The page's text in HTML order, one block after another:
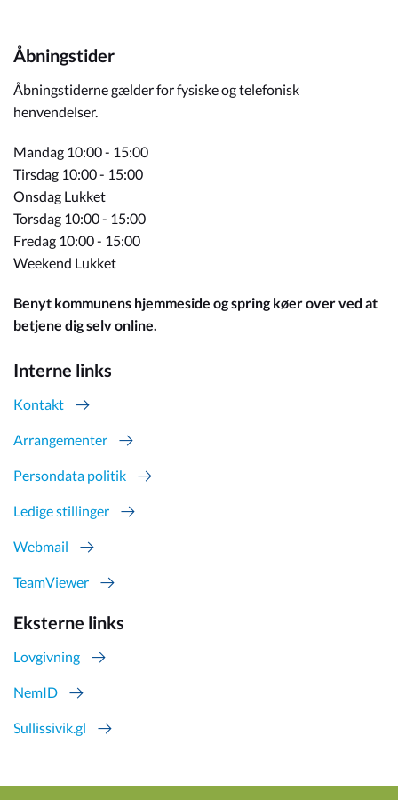
Åbningstider
Åbningstiderne gælder for fysiske og telefonisk
henvendelser.
Mandag 10:00 - 15:00
Tirsdag 10:00 - 15:00
Onsdag Lukket
Torsdag 10:00 - 15:00
Fredag 10:00 - 15:00
Weekend Lukket
Benyt kommunens hjemmeside og spring køer over ved at
betjene dig selv online.
Interne links
Kontakt
Arrangementer
Persondata politik
Ledige stillinger
Webmail
TeamViewer
Eksterne links
Lovgivning
NemID
Sullissivik.gl